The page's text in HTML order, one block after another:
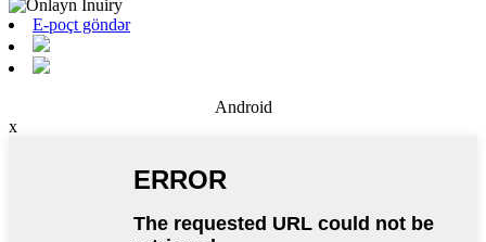
E-poçt göndər
Android
x